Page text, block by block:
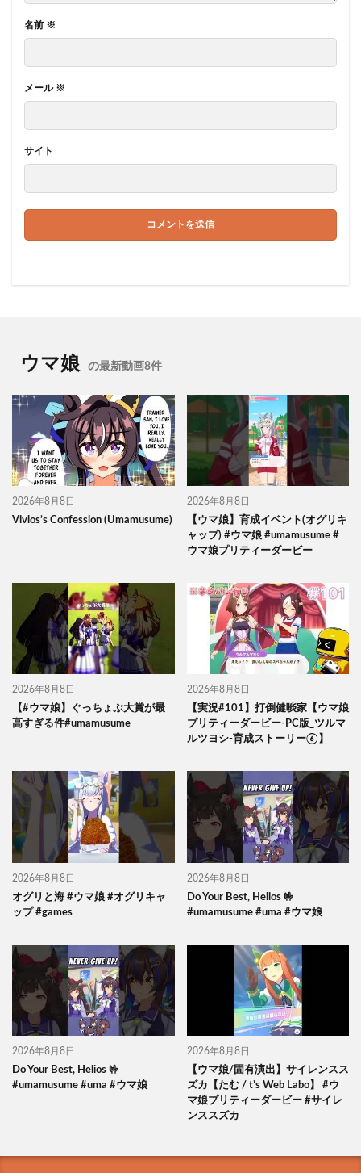
名前 ※
メール ※
サイト
ウマ娘 の最新動画8件
2026年8月8日
Vivlos’s Confession (Umamusume)
2026年8月8日
【ウマ娘】育成イベント(オグリキ
ャップ) #ウマ娘 #umamusume #
ウマ娘プリティーダービー
2026年8月8日
【#ウマ娘】ぐっちょぶ大賞が最
高すぎる件#umamusume
2026年8月8日
【実況#101】打倒健啖家【ウマ娘
プリティーダービー-PC版_ツルマ
ルツヨシ-育成ストーリー⑥】
2026年8月8日
オグリと海 #ウマ娘 #オグリキャ
ップ #games
2026年8月8日
Do Your Best, Helios 🤟
#umamusume #uma #ウマ娘
2026年8月8日
Do Your Best, Helios 🤟
#umamusume #uma #ウマ娘
2026年8月8日
【ウマ娘/固有演出】サイレンスス
ズカ【たむ / t’s Web Labo】 #ウ
マ娘プリティーダービー #サイレ
ンススズカ